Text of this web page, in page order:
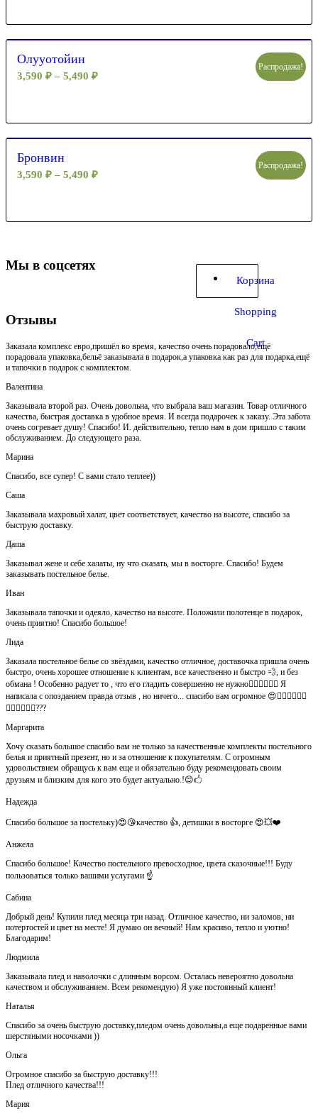
Корзина
Shopping
Cart
Олууотойин
3,590 ₽ – 5,490 ₽
Распродажа!
Бронвин
3,590 ₽ – 5,490 ₽
Распродажа!
Мы в соцсетях
Отзывы
Заказала комплекс евро,пришёл во время, качество очень порадовало,ещё
порадовала упаковка,бельё заказывала в подарок,а упаковка как раз для подарка,ещё
и тапочки в подарок с комплектом.
Валентина
Заказывала второй раз. Очень довольна, что выбрала ваш магазин. Товар отличного
качества, быстрая доставка в удобное время. И всегда подарочек к заказу. Эта забота
очень согревает душу! Спасибо! И. действительно, тепло нам в дом пришло с таким
обслуживанием. До следующего раза.
Марина
Спасибо, все супер! С вами стало теплее))
Саша
Заказывала махровый халат, цвет соответствует, качество на высоте, спасибо за
быструю доставку.
Даша
Заказывал жене и себе халаты, ну что сказать, мы в восторге. Спасибо! Будем
заказывать постельное белье.
Иван
Заказывала тапочки и одеяло, качество на высоте. Положили полотенце в подарок,
очень приятно! Спасибо большое!
Лида
Заказала постельное белье со звёздами, качество отличное, доставочка пришла очень
быстро, очень хорошее отношение к клиентам, все качественно и быстро 💨, и без
обмана ! Особенно радует то , что его гладить совершенно не нужно👍🏻👍🏻🙈😄 Я
написала с опозданием правда отзыв , но ничего... спасибо вам огромное 😍👍🏻👍🏻👏🏻
👌🏻👌🏻👌🏻???
Маргарита
Хочу сказать большое спасибо вам не только за качественные комплекты постельного
белья и приятный презент, но и за отношение к покупателям. С огромным
удовольствием обращусь к вам еще и обязательно буду рекомендовать своим
друзьям и близким для кого это будет актуально.!😊🖒
Надежда
Спасибо большое за постельку)😍😘качество 👍, детишки в восторге 😍💥❤️
Анжела
Спасибо большое! Качество постельного превосходное, цвета сказочные!!! Буду
пользоваться только вашими услугами ☝️
Сабина
Добрый день! Купили плед месяца три назад. Отличное качество, ни заломов, ни
потертостей и цвет на месте! Я думаю он вечный! Нам красиво, тепло и уютно!
Благодарим!
Людмила
Заказывала плед и наволочки с длинным ворсом. Осталась невероятно довольна
качеством и обслуживанием. Всем рекомендую) Я уже постоянный клиент!
Наталья
Спасибо за очень быструю доставку,пледом очень довольны,а еще подаренные вами
шерстяными носочками ))
Ольга
Огромное спасибо за быструю доставку!!!
Плед отличного качества!!!
Мария